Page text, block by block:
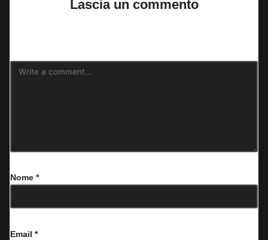
Lascia un commento
Nome *
Email *